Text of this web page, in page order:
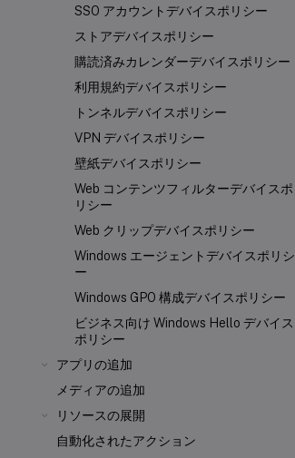
SSO アカウントデバイスポリシー
ストアデバイスポリシー
購読済みカレンダーデバイスポリシー
利用規約デバイスポリシー
トンネルデバイスポリシー
VPN デバイスポリシー
壁紙デバイスポリシー
Web コンテンツフィルターデバイスポ
リシー
Web クリップデバイスポリシー
Windows エージェントデバイスポリシ
ー
Windows GPO 構成デバイスポリシー
ビジネス向け Windows Hello デバイス
ポリシー
アプリの追加
メディアの追加
リソースの展開
自動化されたアクション